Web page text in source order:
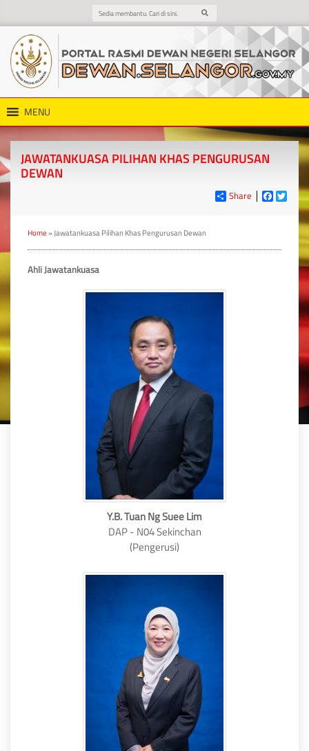
MENU
JAWATANKUASA PILIHAN KHAS PENGURUSAN
DEWAN
Share
Home»Jawatankuasa Pilihan Khas Pengurusan Dewan
Ahli Jawatankuasa
Y.B. Tuan Ng Suee Lim
DAP - N04 Sekinchan
(Pengerusi)